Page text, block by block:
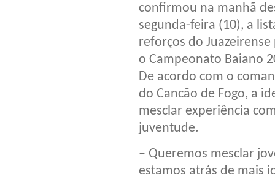
confirmou na manhã
segunda-feira (10), a
reforços do Juazeirense
o Campeonato Baiano
De acordo com o
do Cancão de Fogo, a
mesclar experiência
juventude.
– Queremos mesclar
estamos atrás de mais